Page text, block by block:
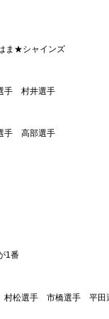
ま★シャインズ
手 村井選手
手 高部選手
1番
松選手 市橋選手 平田